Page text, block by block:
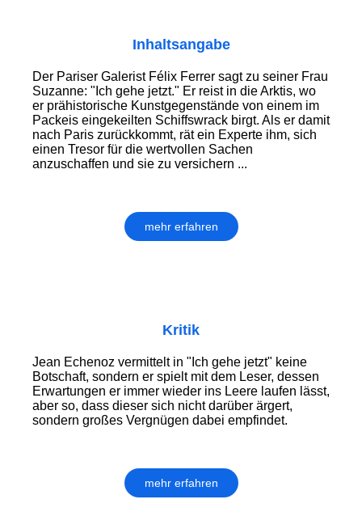
Inhaltsangabe
Der Pariser Galerist Félix Ferrer sagt zu seiner Frau
Suzanne: "Ich gehe jetzt." Er reist in die Arktis, wo
er prähistorische Kunstgegenstände von einem im
Packeis eingekeilten Schiffswrack birgt. Als er damit
nach Paris zurückkommt, rät ein Experte ihm, sich
einen Tresor für die wertvollen Sachen
anzuschaffen und sie zu versichern ...
mehr erfahren
Kritik
Jean Echenoz vermittelt in "Ich gehe jetzt" keine
Botschaft, sondern er spielt mit dem Leser, dessen
Erwartungen er immer wieder ins Leere laufen lässt,
aber so, dass dieser sich nicht darüber ärgert,
sondern großes Vergnügen dabei empfindet.
mehr erfahren